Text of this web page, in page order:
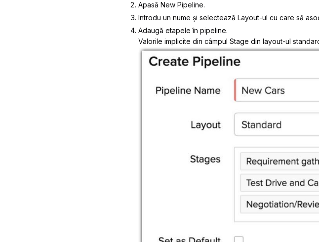
Apasă New Pipeline.
Introdu un nume și selectează Layout-ul cu care să
Adaugă etapele în pipeline.
Valorile implicite din câmpul Stage din layout-ul